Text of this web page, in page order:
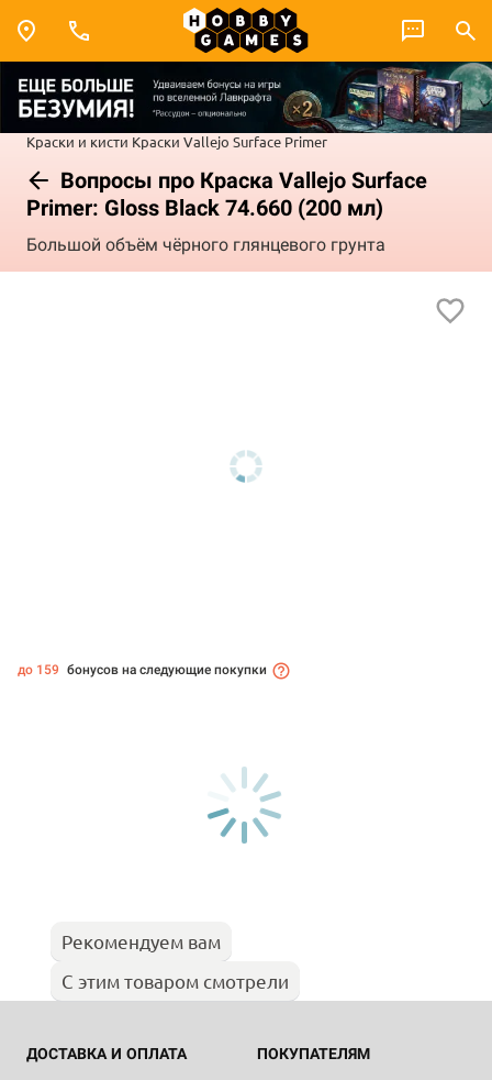
Краски и кисти Краски Vallejo Surface Primer
Вопросы про Краска Vallejo Surface
Primer: Gloss Black 74.660 (200 мл)
Большой объём чёрного глянцевого грунта
до 159 бонусов на следующие покупки
Рекомендуем вам
С этим товаром смотрели
ДОСТАВКА И ОПЛАТА ПОКУПАТЕЛЯМ